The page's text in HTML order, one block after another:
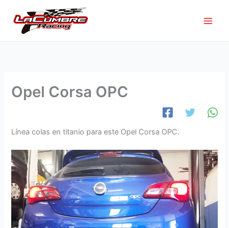
contenido
Opel Corsa OPC
Línea colas en titanio para este Opel Corsa OPC.